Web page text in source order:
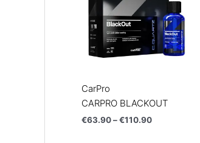
CarPro
CARPRO BLACKOUT
€63.90–€110.90
€110.90